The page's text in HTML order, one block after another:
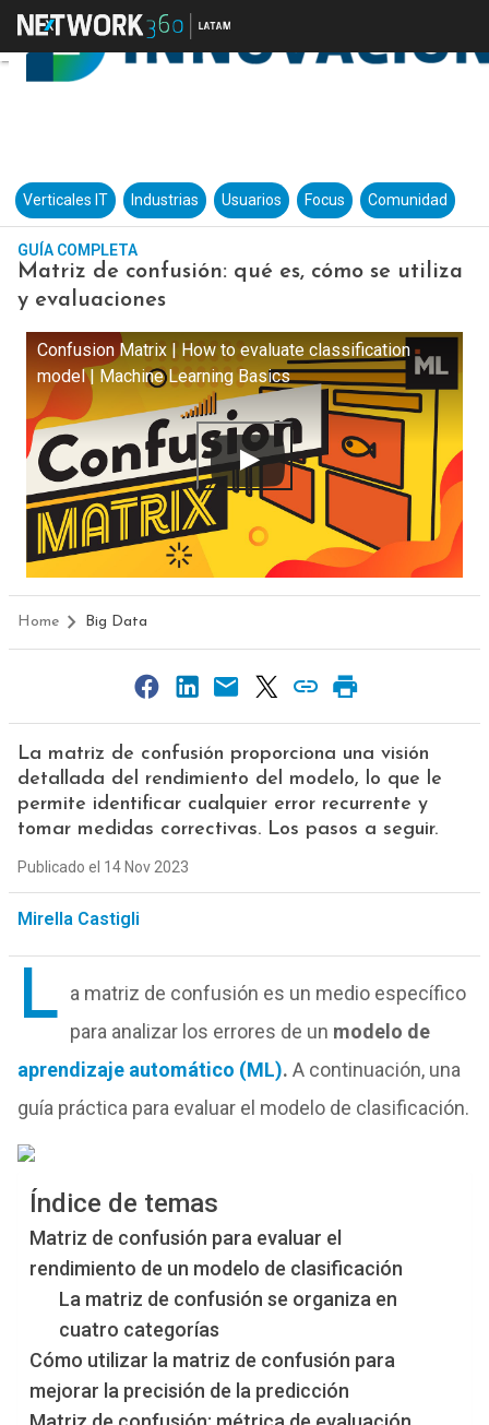
Verticales IT Industrias Usuarios Focus Comunidad
GUÍA COMPLETA
Matriz de confusión: qué es, cómo se utiliza
y evaluaciones
Confusion Matrix | How to evaluate classification
model | Machine Learning Basics
Home Big Data
La matriz de confusión proporciona una visión
detallada del rendimiento del modelo, lo que le
permite identificar cualquier error recurrente y
tomar medidas correctivas. Los pasos a seguir.
Publicado el 14 Nov 2023
Mirella Castigli
L a matriz de confusión es un medio específico
para analizar los errores de un modelo de
aprendizaje automático (ML). A continuación, una
guía práctica para evaluar el modelo de clasificación.
Índice de temas
Matriz de confusión para evaluar el
rendimiento de un modelo de clasificación
La matriz de confusión se organiza en
cuatro categorías
Cómo utilizar la matriz de confusión para
mejorar la precisión de la predicción